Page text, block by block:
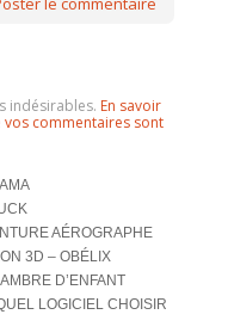
indésirables. En savoir
commentaires sont
AÉROGRAPHE
3D – OBÉLIX
D’ENFANT
LOGICIEL CHOISIR